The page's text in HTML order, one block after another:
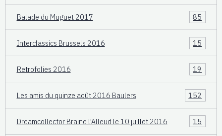
Balade du Muguet 2017 85
Interclassics Brussels 2016 15
Retrofolies 2016 19
Les amis du quinze août 2016 Baulers 152
Dreamcollector Braine l'Alleud le 10 juillet 2016 15